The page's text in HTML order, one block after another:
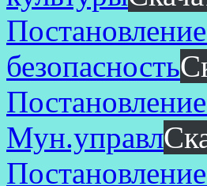
безопасность
Мун.управл